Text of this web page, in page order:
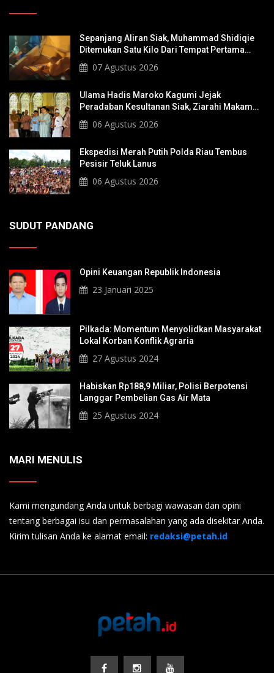
Sepanjang Aliran Siak, Muhammad Shidiqie
Ditemukan Satu Kilo Dari Tempat Pertama
Tenggelam
07 Agustus 2026
Ulama Hadis Maroko Kagumi Jejak
Peradaban Kesultanan Siak, Ziarahi Makam
Sultan Hingga Pendiri Pekanbaru
06 Agustus 2026
Ekspedisi Merah Putih Polda Riau Tembus
Pesisir Teluk Lanus
06 Agustus 2026
SUDUT PANDANG
Opini Keuangan Republik Indonesia
23 Januari 2025
Pilkada: Momentum Menyolidkan Masyarakat
Lokal Korban Konflik Agraria
27 Agustus 2024
Habiskan Rp188,9 Miliar, Polisi Berpotensi
Langgar Pembelian Gas Air Mata
25 Agustus 2024
MARI MENULIS
Kami mengundang Anda untuk berbagi wawasan dan opini
tentang berbagai isu dan permasalahan yang ada disekitar Anda.
Kirim tulisan Anda ke alamat email: redaksi@petah.id